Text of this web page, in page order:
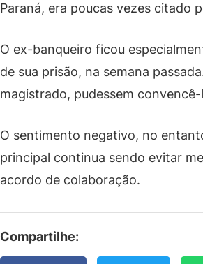
Paraná, era poucas vezes citado
O ex-banqueiro ficou
de sua prisão, na semana
magistrado, pudessem
O sentimento negativo, no
principal continua sendo evitar
acordo de colaboração.
Compartilhe: